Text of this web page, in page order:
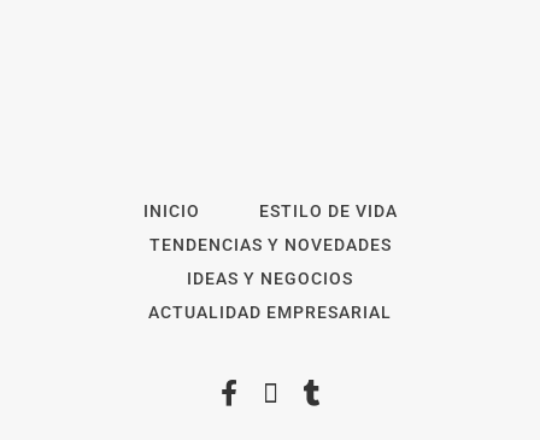
INICIO
ESTILO DE VIDA
TENDENCIAS Y NOVEDADES
IDEAS Y NEGOCIOS
ACTUALIDAD EMPRESARIAL